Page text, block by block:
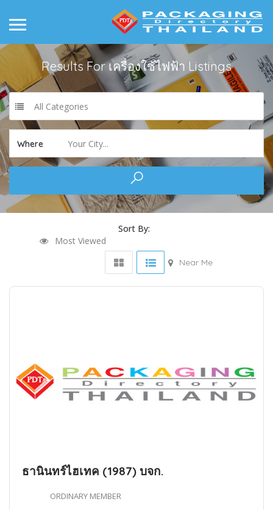
Results Forเครื่องใช้ไฟฟ้า Listings
All Categories
Where Your City...
Sort By:
Most Viewed
Near Me
ธานินทร์ไฮเทค (1987) บจก.
ORDINARY MEMBER